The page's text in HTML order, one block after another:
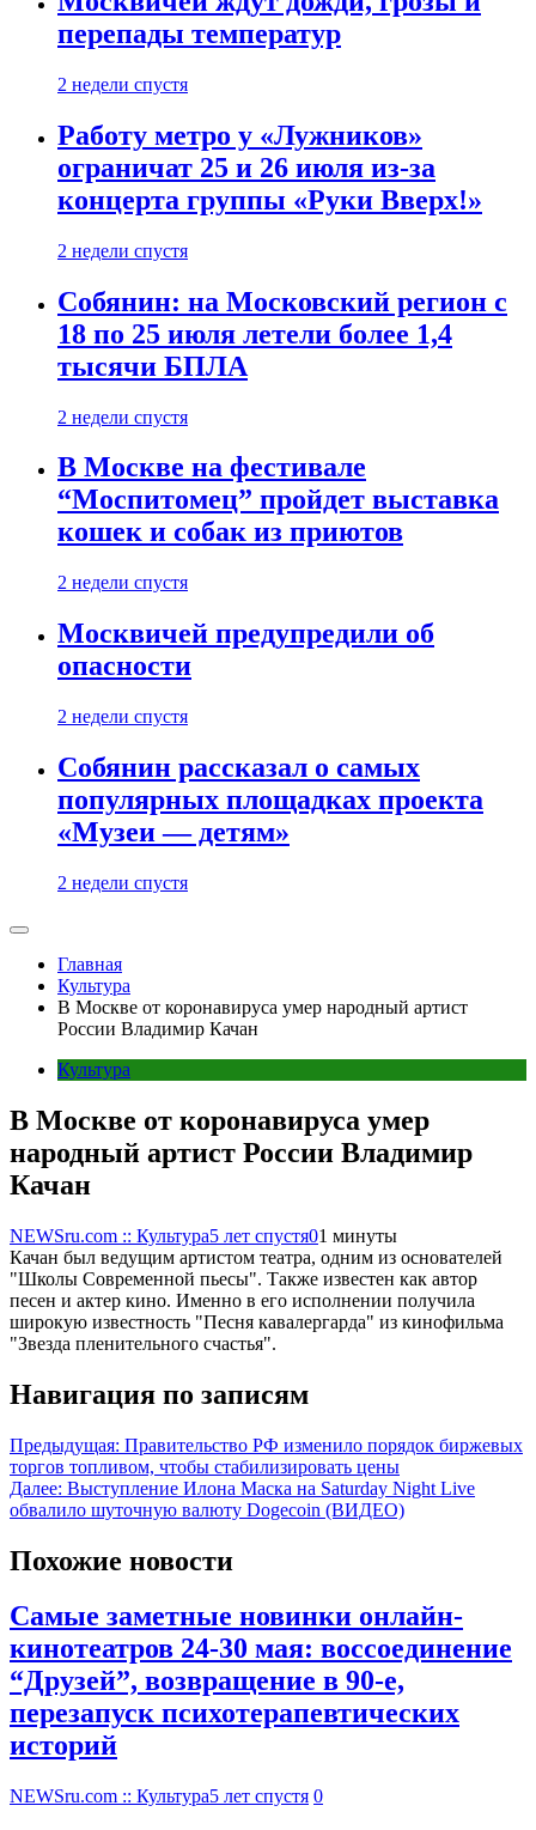
перепады температур
2 недели спустя
Работу метро у «Лужников»
ограничат 25 и 26 июля из-за
концерта группы «Руки Вверх!»
2 недели спустя
Собянин: на Московский регион с
18 по 25 июля летели более 1,4
тысячи БПЛА
2 недели спустя
В Москве на фестивале
“Моспитомец” пройдет выставка
кошек и собак из приютов
2 недели спустя
Москвичей предупредили об
опасности
2 недели спустя
Собянин рассказал о самых
популярных площадках проекта
«Музеи — детям»
2 недели спустя
Главная
Культура
В Москве от коронавируса умер народный артист
России Владимир Качан
Культура
В Москве от коронавируса умер
народный артист России Владимир
Качан
NEWSru.com :: Культура5 лет спустя01 минуты
Качан был ведущим артистом театра, одним из основателей
"Школы Современной пьесы". Также известен как автор
песен и актер кино. Именно в его исполнении получила
широкую известность "Песня кавалергарда" из кинофильма
"Звезда пленительного счастья".
Навигация по записям
Предыдущая: Правительство РФ изменило порядок биржевых
торгов топливом, чтобы стабилизировать цены
Далее: Выступление Илона Маска на Saturday Night Live
обвалило шуточную валюту Dogecoin (ВИДЕО)
Похожие новости
Самые заметные новинки онлайн-
кинотеатров 24-30 мая: воссоединение
“Друзей”, возвращение в 90-е,
перезапуск психотерапевтических
историй
NEWSru.com :: Культура5 лет спустя 0